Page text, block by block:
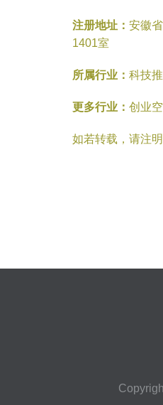
注册地址： 安徽
1401室
所属行业： 科技
更多行业： 创业
如若转载，请注